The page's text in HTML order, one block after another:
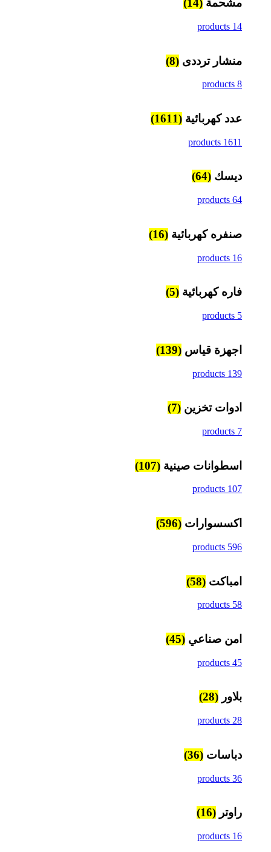
مشحمة (14)
14 products
منشار ترددى (8)
8 products
عدد كهربائية (1611)
1611 products
ديسك (64)
64 products
صنفره كهربائية (16)
16 products
فاره كهربائية (5)
5 products
اجهزة قياس (139)
139 products
ادوات تخزين (7)
7 products
اسطوانات صينية (107)
107 products
اكسسوارات (596)
596 products
امباكت (58)
58 products
امن صناعي (45)
45 products
بلاور (28)
28 products
دباسات (36)
36 products
راوتر (16)
16 products